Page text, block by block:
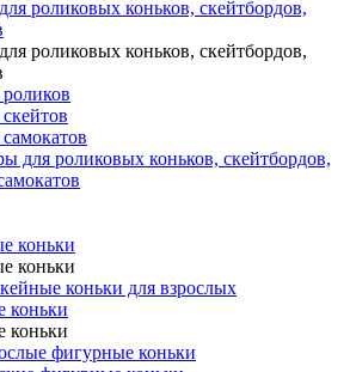
роликовых коньков, скейтбордов,
роликовых коньков, скейтбордов,
для роликовых коньков, скейтбордов,
коньки
коньки
коньки для взрослых
коньки
коньки
фигурные коньки